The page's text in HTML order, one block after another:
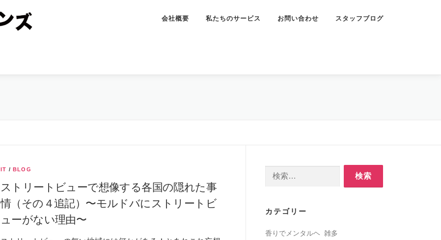
会社概要 私たちのサービス お問い合わせ スタッフブログ
IT / BLOG
ストリートビューで想像する各国の隠れた事
情（その４追記）〜モルドバにストリートビ
ューがない理由〜
カテゴリー
香りでメンタルヘ 雑多